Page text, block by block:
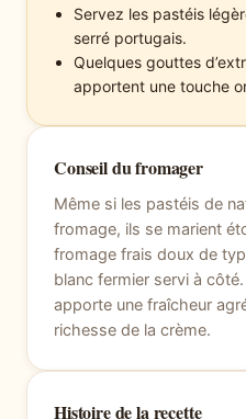
Servez les pastéis
serré portugais.
Quelques gouttes
apportent une touche
Conseil du fromager
Même si les pastéis de
fromage, ils se marient
fromage frais doux de
blanc fermier servi à
apporte une fraîcheur
richesse de la crème.
Histoire de la recette